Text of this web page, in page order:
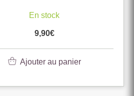
En stock
9,90€
Ajouter au panier